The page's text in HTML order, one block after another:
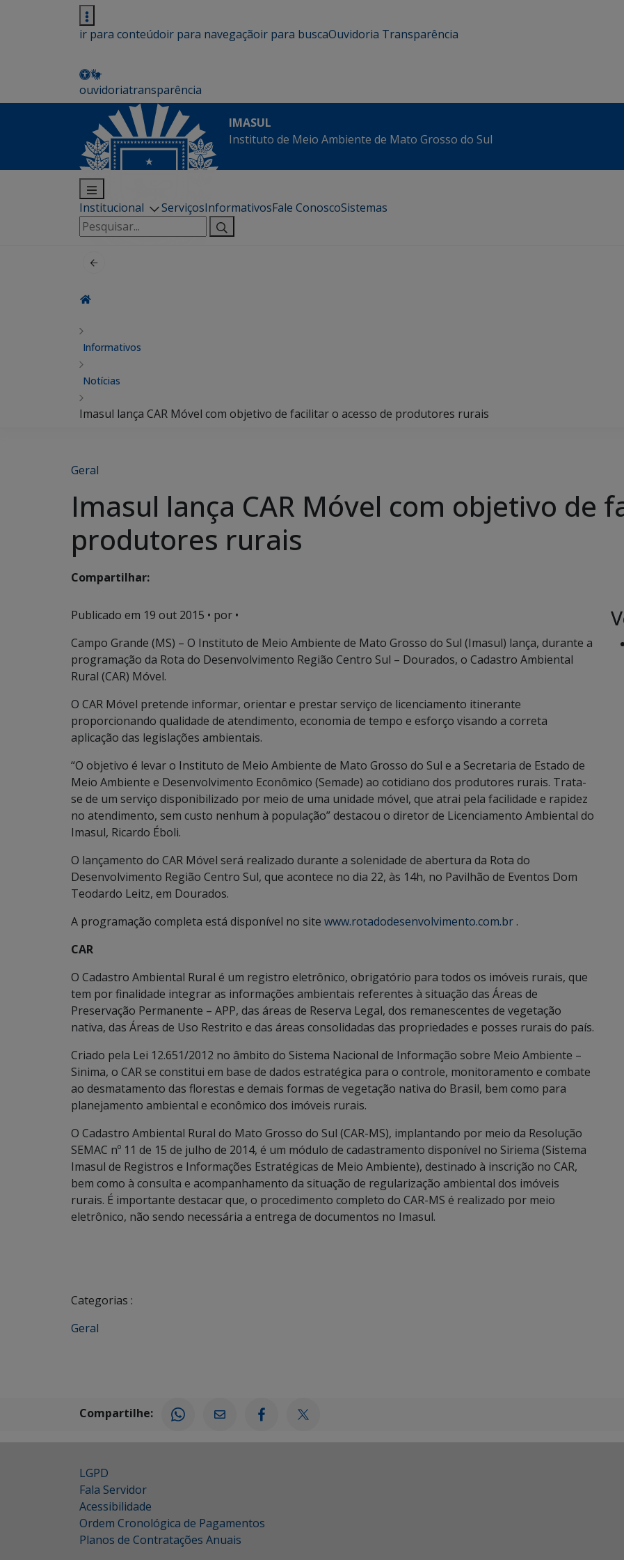
ir para conteúdoir para navegaçãoir para buscaOuvidoria Transparência
ouvidoriatransparência
IMASUL
Instituto de Meio Ambiente de Mato Grosso do Sul
Institucional ServiçosInformativosFale ConoscoSistemas
Pesquisar
por:
Informativos
Notícias
Imasul lança CAR Móvel com objetivo de facilitar o acesso de produtores rurais
Geral
Imasul lança CAR Móvel com objetivo de
produtores rurais
Compartilhar:
Publicado em 19 out 2015 • por •
Campo Grande (MS) – O Instituto de Meio Ambiente de Mato Grosso do Sul (Imasul) lança, durante a
programação da Rota do Desenvolvimento Região Centro Sul – Dourados, o Cadastro Ambiental
Rural (CAR) Móvel.
O CAR Móvel pretende informar, orientar e prestar serviço de licenciamento itinerante
proporcionando qualidade de atendimento, economia de tempo e esforço visando a correta
aplicação das legislações ambientais.
“O objetivo é levar o Instituto de Meio Ambiente de Mato Grosso do Sul e a Secretaria de Estado de
Meio Ambiente e Desenvolvimento Econômico (Semade) ao cotidiano dos produtores rurais. Trata-
se de um serviço disponibilizado por meio de uma unidade móvel, que atrai pela facilidade e rapidez
no atendimento, sem custo nenhum à população” destacou o diretor de Licenciamento Ambiental do
Imasul, Ricardo Éboli.
O lançamento do CAR Móvel será realizado durante a solenidade de abertura da Rota do
Desenvolvimento Região Centro Sul, que acontece no dia 22, às 14h, no Pavilhão de Eventos Dom
Teodardo Leitz, em Dourados.
A programação completa está disponível no site www.rotadodesenvolvimento.com.br .
CAR
O Cadastro Ambiental Rural é um registro eletrônico, obrigatório para todos os imóveis rurais, que
tem por finalidade integrar as informações ambientais referentes à situação das Áreas de
Preservação Permanente – APP, das áreas de Reserva Legal, dos remanescentes de vegetação
nativa, das Áreas de Uso Restrito e das áreas consolidadas das propriedades e posses rurais do país.
Criado pela Lei 12.651/2012 no âmbito do Sistema Nacional de Informação sobre Meio Ambiente –
Sinima, o CAR se constitui em base de dados estratégica para o controle, monitoramento e combate
ao desmatamento das florestas e demais formas de vegetação nativa do Brasil, bem como para
planejamento ambiental e econômico dos imóveis rurais.
O Cadastro Ambiental Rural do Mato Grosso do Sul (CAR-MS), implantando por meio da Resolução
SEMAC nº 11 de 15 de julho de 2014, é um módulo de cadastramento disponível no Siriema (Sistema
Imasul de Registros e Informações Estratégicas de Meio Ambiente), destinado à inscrição no CAR,
bem como à consulta e acompanhamento da situação de regularização ambiental dos imóveis
rurais. É importante destacar que, o procedimento completo do CAR-MS é realizado por meio
eletrônico, não sendo necessária a entrega de documentos no Imasul.
Categorias :
Geral
Compartilhe:
LGPD
Fala Servidor
Acessibilidade
Ordem Cronológica de Pagamentos
Planos de Contratações Anuais